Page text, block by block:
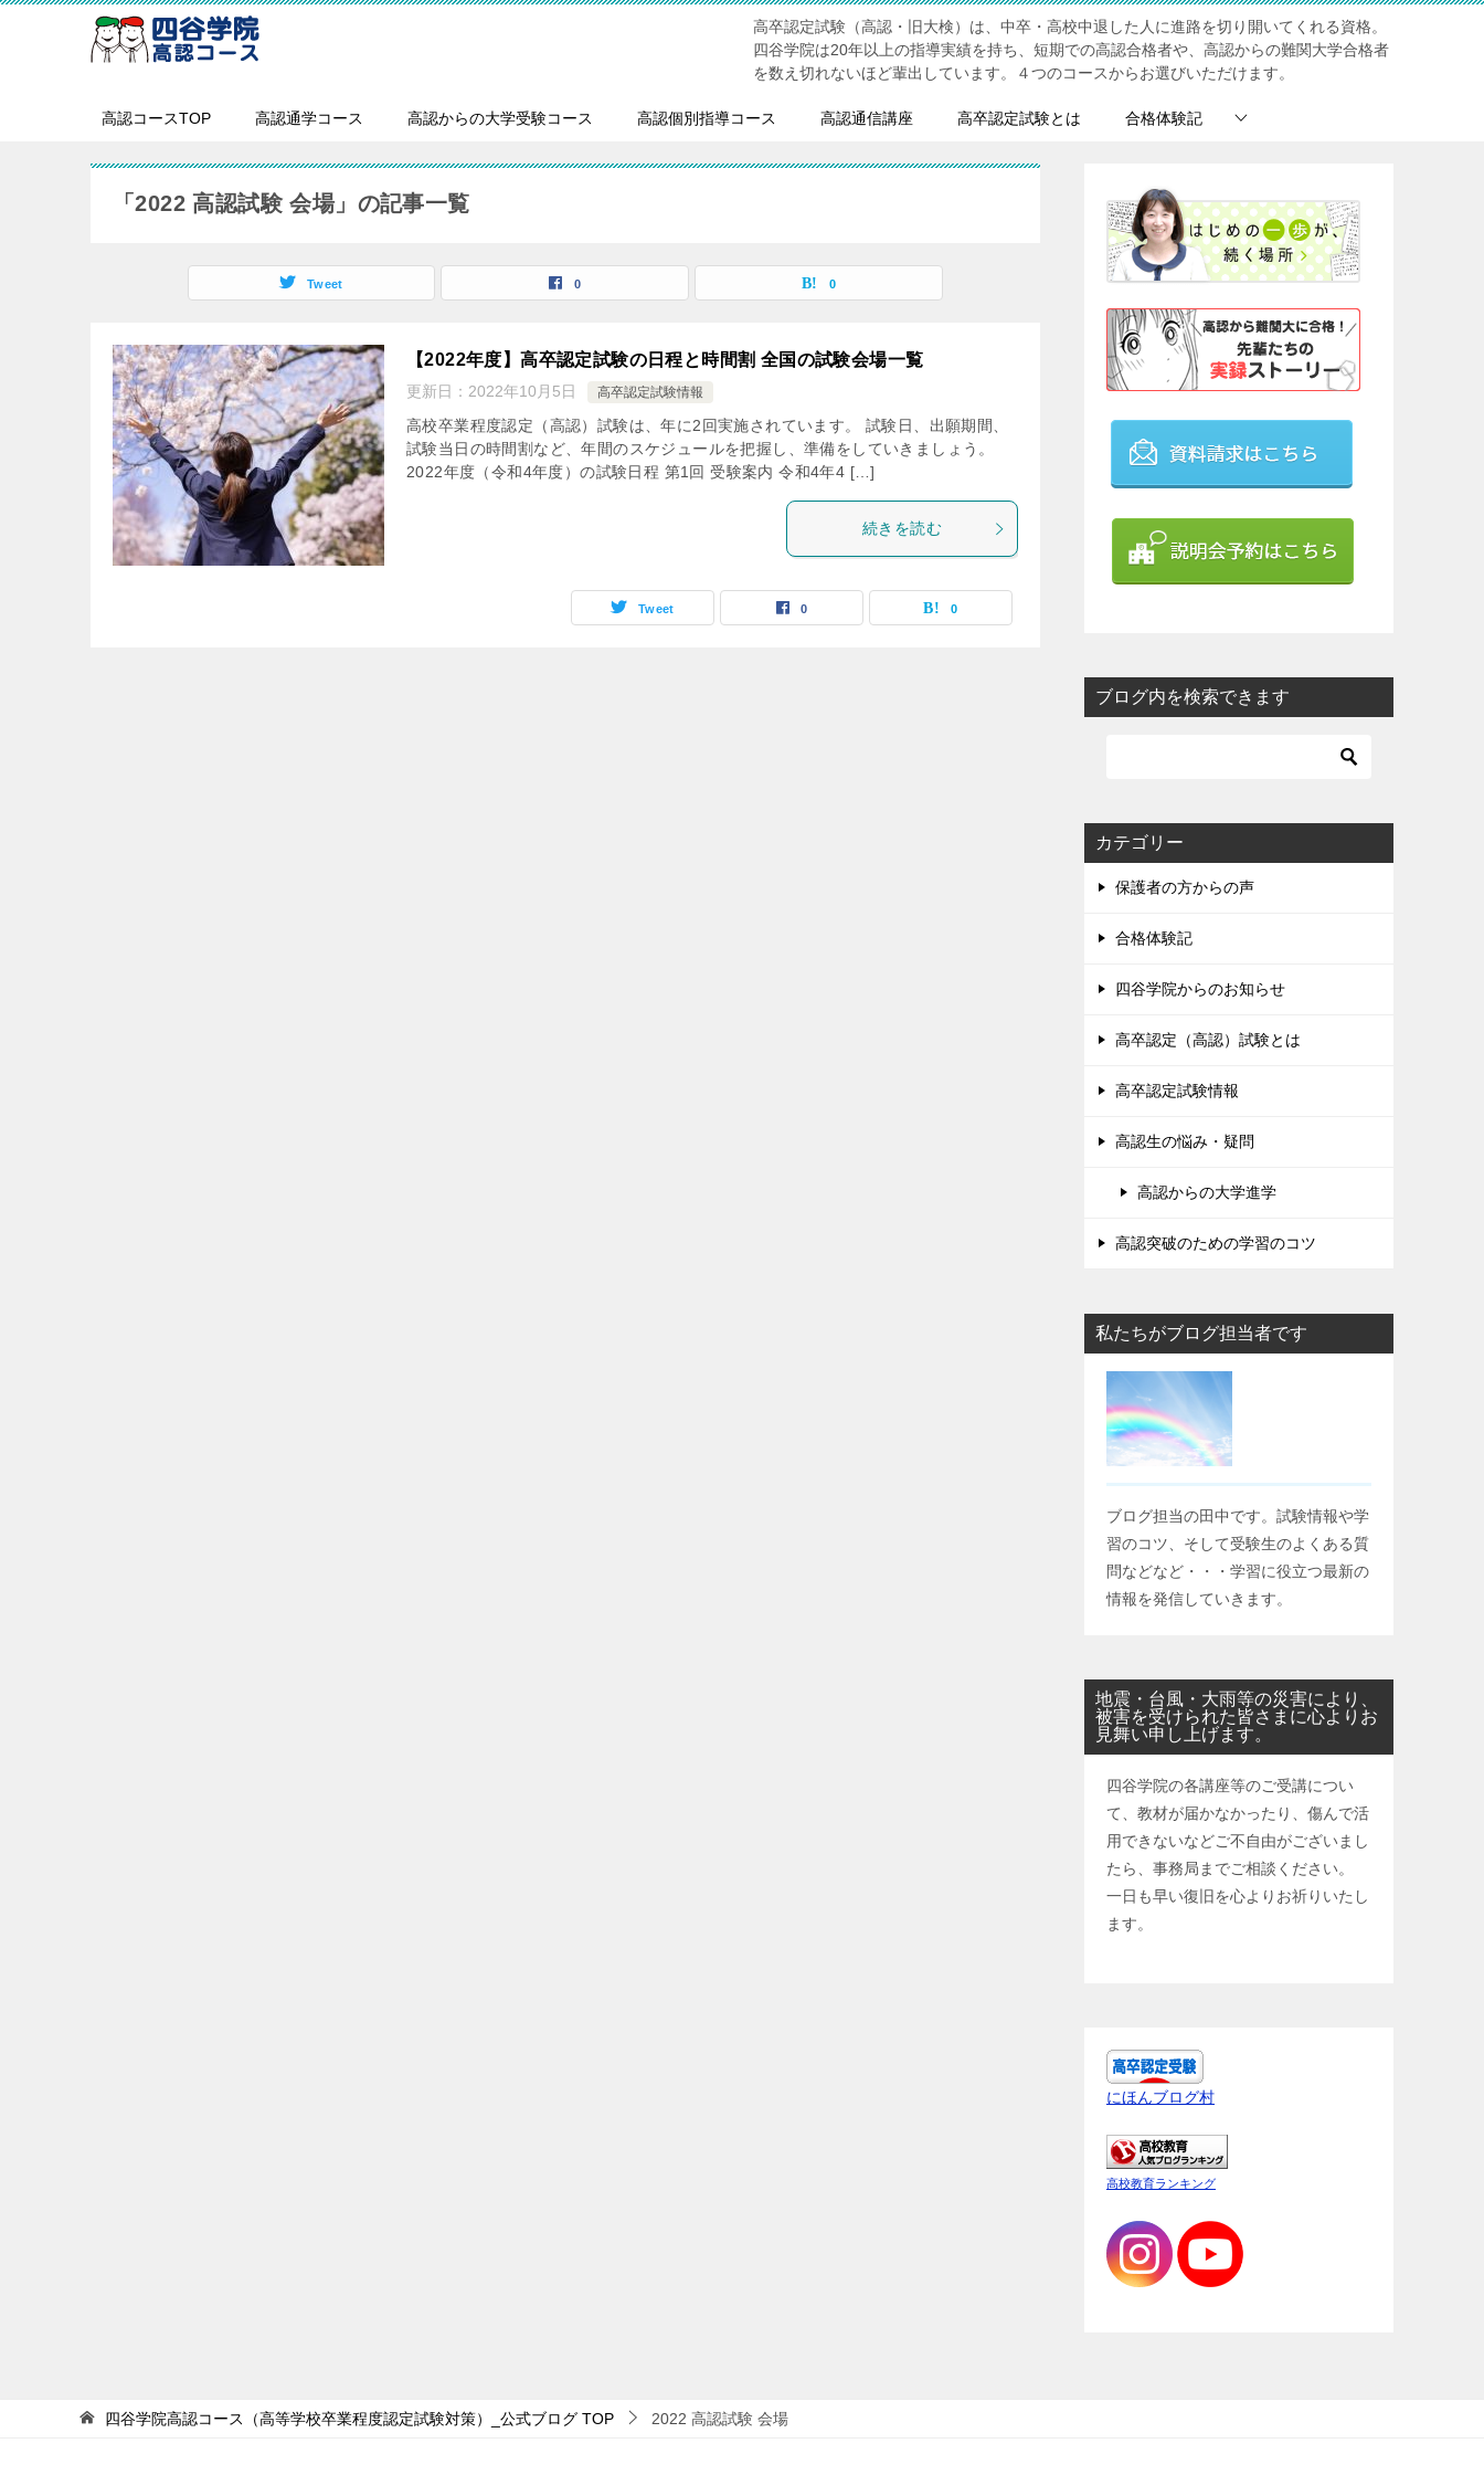
高卒認定試験（高認・旧大検）は、中卒・高校中退した人に進路を切り開いてくれる資格。
四谷学院は20年以上の指導実績を持ち、短期での高認合格者や、高認からの難関大学合格者
を数え切れないほど輩出しています。４つのコースからお選びいただけます。
高認コースTOP 高認通学コース 高認からの大学受験コース 高認個別指導コース 高認通信講座 高卒認定試験とは 合格体験記
「2022 高認試験 会場」の記事一覧
Tweet 0 0
【2022年度】高卒認定試験の日程と時間割 全国の試験会場一覧
更新日： 2022年10月5日 高卒認定試験情報
高校卒業程度認定（高認）試験は、年に2回実施されています。 試験日、出願期間、
試験当日の時間割など、年間のスケジュールを把握し、準備をしていきましょう。
2022年度（令和4年度）の試験日程 第1回 受験案内 令和4年4 […]
続きを読む
Tweet 0 0
ブログ内を検索できます
カテゴリー
保護者の方からの声
合格体験記
四谷学院からのお知らせ
高卒認定（高認）試験とは
高卒認定試験情報
高認生の悩み・疑問
高認からの大学進学
高認突破のための学習のコツ
私たちがブログ担当者です
ブログ担当の田中です。試験情報や学
習のコツ、そして受験生のよくある質
問などなど・・・学習に役立つ最新の
情報を発信していきます。
地震・台風・大雨等の災害により、
被害を受けられた皆さまに心よりお
見舞い申し上げます。
四谷学院の各講座等のご受講につい
て、教材が届かなかったり、傷んで活
用できないなどご不自由がございまし
たら、事務局までご相談ください。
一日も早い復旧を心よりお祈りいたし
ます。
にほんブログ村
高校教育ランキング
四谷学院高認コース（高等学校卒業程度認定試験対策）_公式ブログ TOP 2022 高認試験 会場